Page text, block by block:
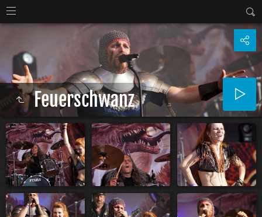
Feuerschwanz